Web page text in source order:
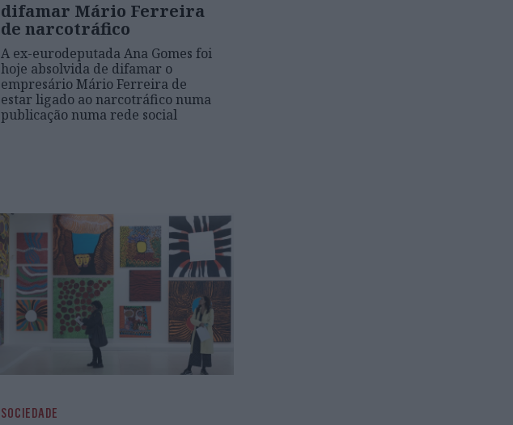
difamar Mário Ferreira
de narcotráfico
A ex-eurodeputada Ana Gomes foi
hoje absolvida de difamar o
empresário Mário Ferreira de
estar ligado ao narcotráfico numa
publicação numa rede social
SOCIEDADE